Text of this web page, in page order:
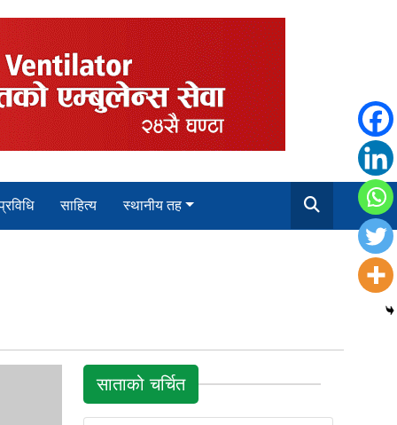
साहित्य स्थानीय तह
साताको चर्चित